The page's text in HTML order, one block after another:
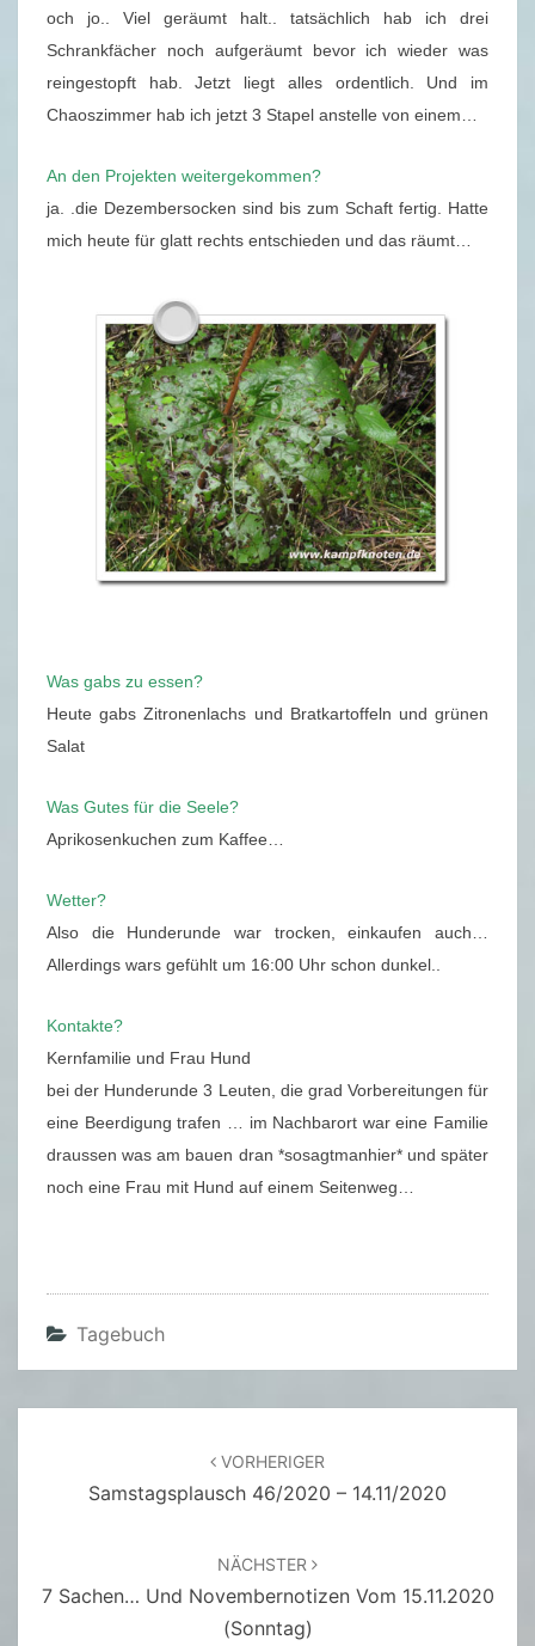
0
2
0
S
A
M
A
G
)
och jo.. Viel geräumt halt.. tatsächlich hab ich drei
Schrankfächer noch aufgeräumt bevor ich wieder was
reingestopft hab. Jetzt liegt alles ordentlich. Und im
Chaoszimmer hab ich jetzt 3 Stapel anstelle von einem…
An den Projekten weitergekommen?
ja. .die Dezembersocken sind bis zum Schaft fertig. Hatte
mich heute für glatt rechts entschieden und das räumt…
Was gabs zu essen?
Heute gabs Zitronenlachs und Bratkartoffeln und grünen
Salat
Was Gutes für die Seele?
Aprikosenkuchen zum Kaffee…
Wetter?
Also die Hunderunde war trocken, einkaufen auch…
Allerdings wars gefühlt um 16:00 Uhr schon dunkel..
Kontakte?
Kernfamilie und Frau Hund
bei der Hunderunde 3 Leuten, die grad Vorbereitungen für
eine Beerdigung trafen … im Nachbarort war eine Familie
draussen was am bauen dran *sosagtmanhier* und später
noch eine Frau mit Hund auf einem Seitenweg…
Tagebuch
VORHERIGER
Samstagsplausch 46/2020 – 14.11/2020
NÄCHSTER
7 Sachen… Und Novembernotizen Vom 15.11.2020
(Sonntag)